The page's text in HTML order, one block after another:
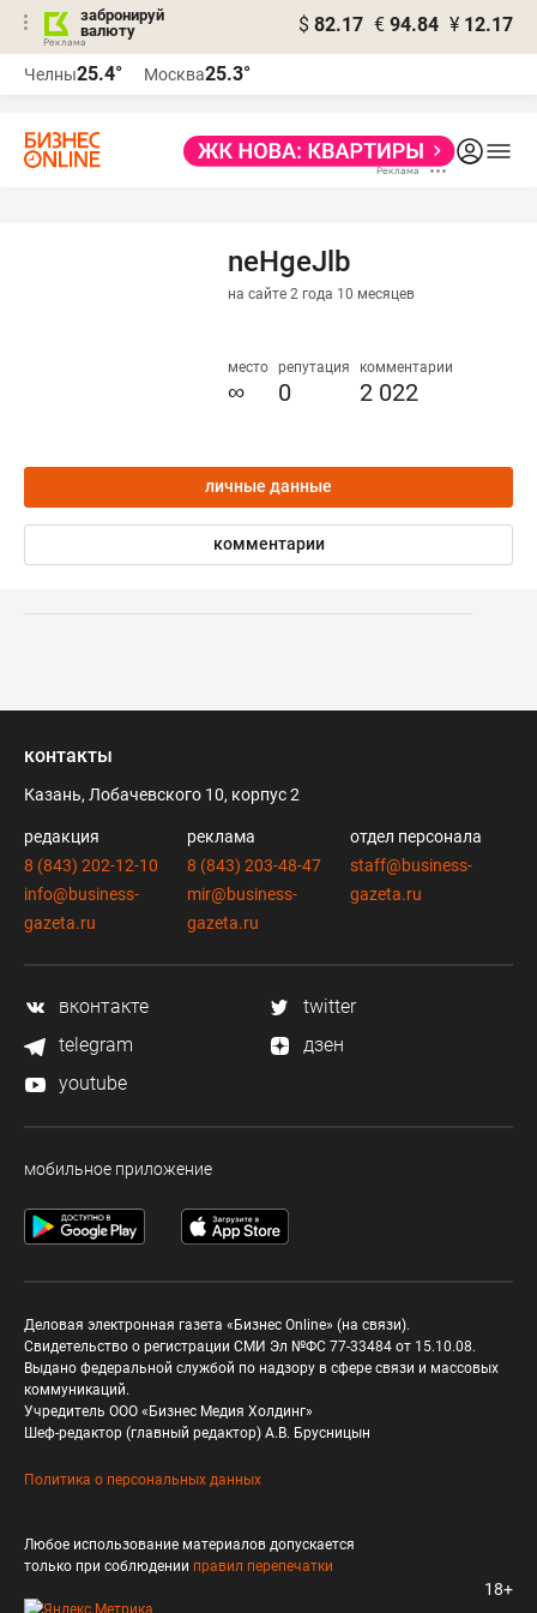
забронируй
валюту
$ 82.17 € 94.84 ¥ 12.17
Челны25.4° Москва25.3°
neHgeJlb
на сайте 2 года 10 месяцев
место
∞
репутация
0
комментарии
2 022
личные данные
комментарии
контакты
Казань, Лобачевского 10, корпус 2
редакция
8 (843) 202-12-10
info@business-
gazeta.ru
реклама
8 (843) 203-48-47
mir@business-
gazeta.ru
отдел персонала
staff@business-
gazeta.ru
вконтакте
twitter
telegram
дзен
youtube
мобильное приложение
Деловая электронная газета «Бизнес Online» (на связи).
Свидетельство о регистрации СМИ Эл №ФС 77-33484 от 15.10.08.
Выдано федеральной службой по надзору в сфере связи и массовых
коммуникаций.
Учредитель ООО «Бизнес Медия Холдинг»
Шеф-редактор (главный редактор) А.В. Брусницын
Политика о персональных данных
Любое использование материалов допускается
только при соблюдении правил перепечатки
18+